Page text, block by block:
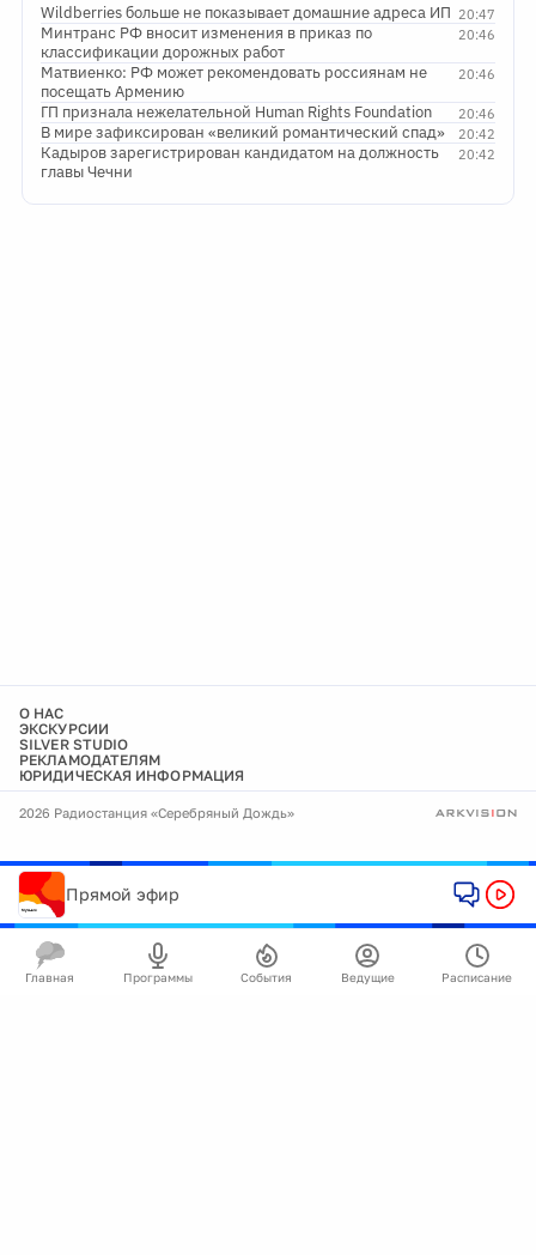
20:47
Wildberries больше не показывает домашние адреса ИП
20:46
Минтранс РФ вносит изменения в приказ по
классификации дорожных работ
20:46
Матвиенко: РФ может рекомендовать россиянам не
посещать Армению
20:46
ГП признала нежелательной Human Rights Foundation
20:42
В мире зафиксирован «великий романтический спад»
20:42
Кадыров зарегистрирован кандидатом на должность
главы Чечни
О НАС
ЭКСКУРСИИ
SILVER STUDIO
РЕКЛАМОДАТЕЛЯМ
ЮРИДИЧЕСКАЯ ИНФОРМАЦИЯ
2026 Радиостанция «Серебряный Дождь»
Прямой эфир
Главная Программы События Ведущие Расписание